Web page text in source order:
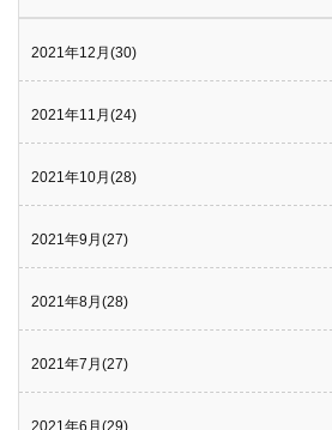
2021年12月(30)
2021年11月(24)
2021年10月(28)
2021年9月(27)
2021年8月(28)
2021年7月(27)